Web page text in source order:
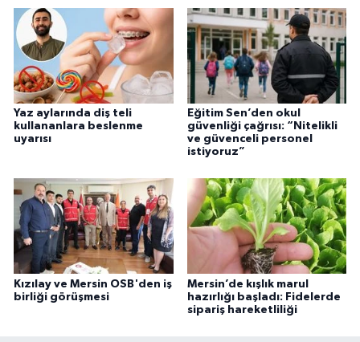
Yaz aylarında diş teli
kullananlara beslenme
uyarısı
Eğitim Sen’den okul
güvenliği çağrısı: “Nitelikli
ve güvenceli personel
istiyoruz”
Kızılay ve Mersin OSB'den iş
birliği görüşmesi
Mersin’de kışlık marul
hazırlığı başladı: Fidelerde
sipariş hareketliliği